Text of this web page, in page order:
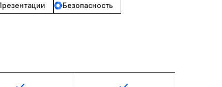
Безопасность